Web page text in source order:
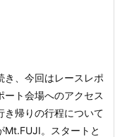
き、今回はレースレポ
ート会場へのアクセス
き帰りの行程について
。
スタートと